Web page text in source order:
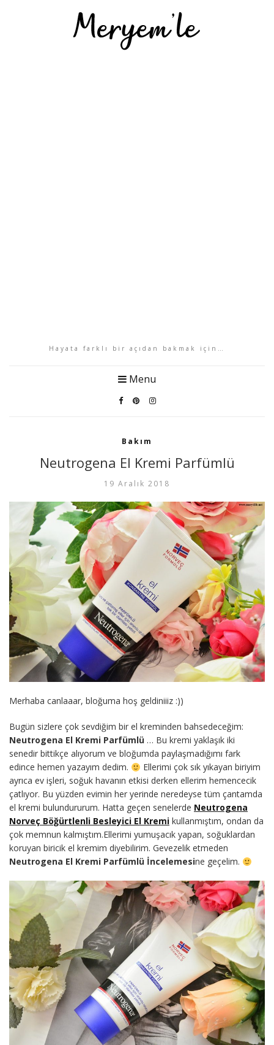
Hayata farklı bir açıdan bakmak için…
Menu
Bakım
Neutrogena El Kremi Parfümlü
19 Aralık 2018
Merhaba canlaaar, bloğuma hoş geldiniiiz :))
Bugün sizlere çok sevdiğim bir el kreminden bahsedeceğim:
Neutrogena El Kremi Parfümlü … Bu kremi yaklaşık iki
senedir bittikçe alıyorum ve bloğumda paylaşmadığımı fark
edince hemen yazayım dedim.
Ellerimi çok sık yıkayan biriyim
ayrıca ev işleri, soğuk havanın etkisi derken ellerim hemencecik
çatlıyor. Bu yüzden evimin her yerinde neredeyse tüm çantamda
el kremi bulundururum. Hatta geçen senelerde Neutrogena
Norveç Böğürtlenli Besleyici El Kremi kullanmıştım, ondan da
çok memnun kalmıştım.Ellerimi yumuşacık yapan, soğuklardan
koruyan biricik el kremim diyebilirim. Gevezelik etmeden
Neutrogena El Kremi Parfümlü İncelemesine geçelim.